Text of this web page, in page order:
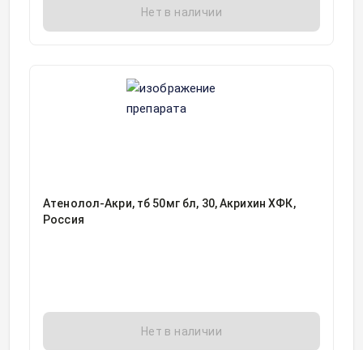
Нет в наличии
Атенолол-Акри, тб 50мг бл, 30, Акрихин ХФК,
Россия
Нет в наличии